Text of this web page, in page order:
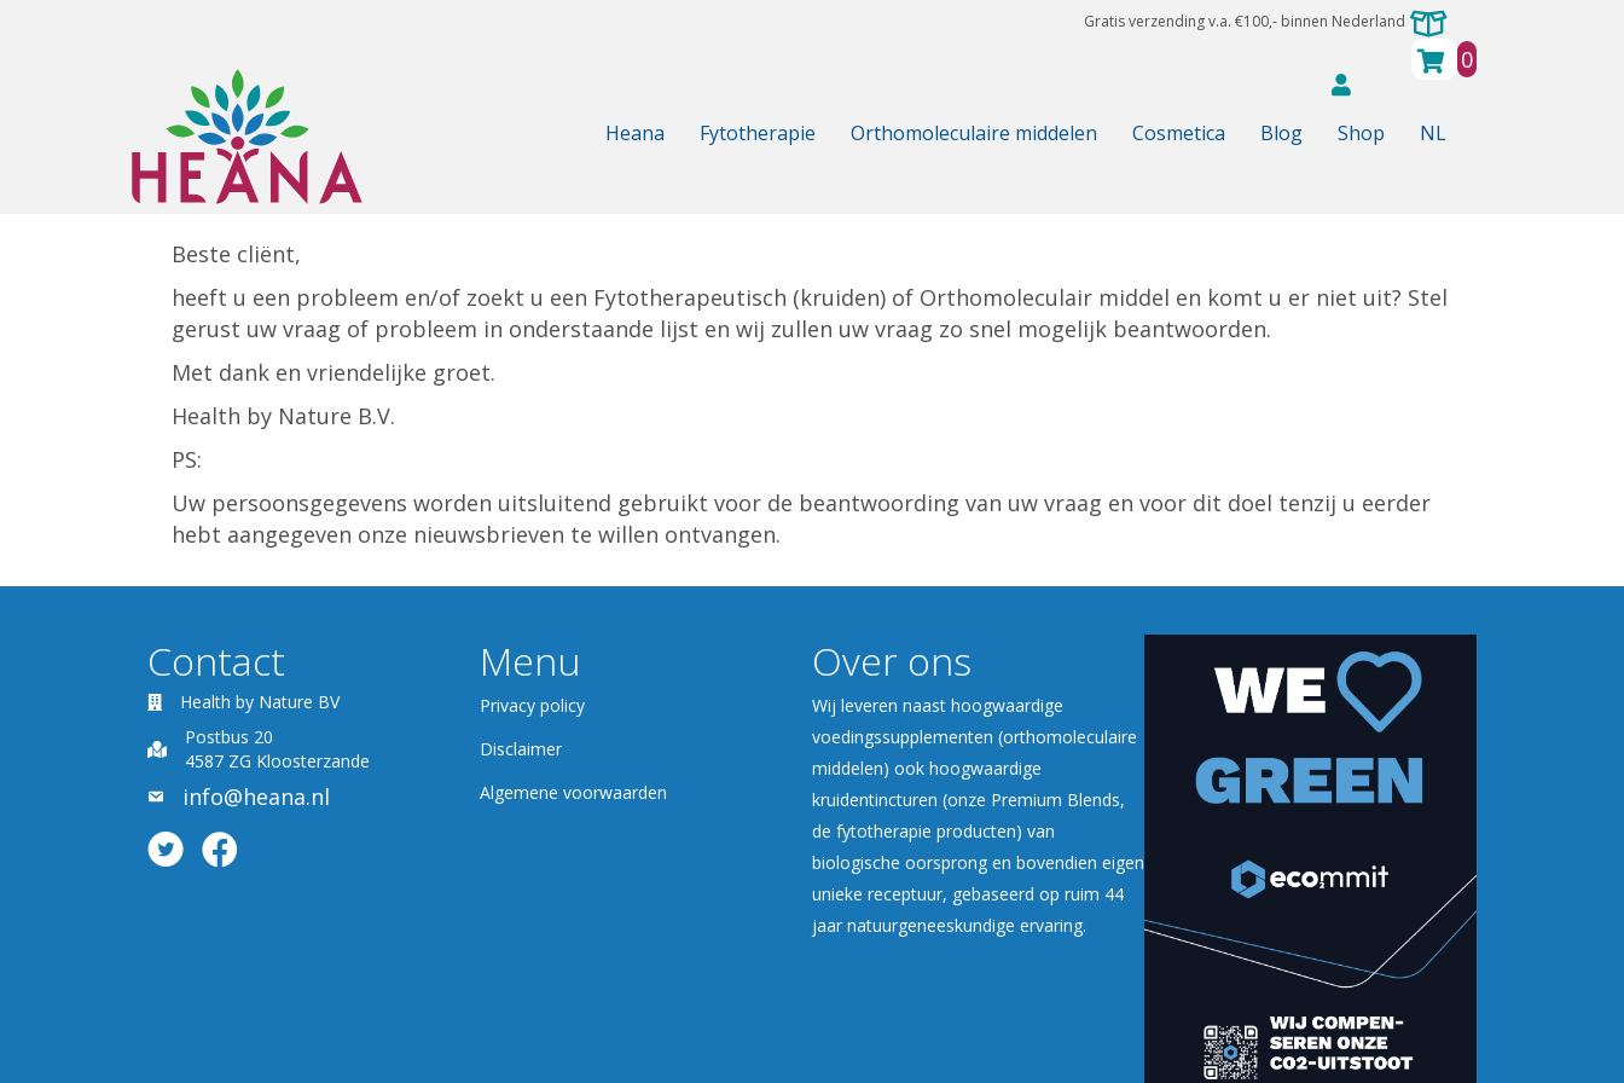
Gratis verzending v.a. €100,- binnen Nederland
0
Heana Fytotherapie Orthomoleculaire middelen Cosmetica Blog Shop NL
Beste cliënt,
heeft u een probleem en/of zoekt u een Fytotherapeutisch (kruiden) of Orthomoleculair middel en komt u er niet uit? Stel
gerust uw vraag of probleem in onderstaande lijst en wij zullen uw vraag zo snel mogelijk beantwoorden.
Met dank en vriendelijke groet.
Health by Nature B.V.
PS:
Uw persoonsgegevens worden uitsluitend gebruikt voor de beantwoording van uw vraag en voor dit doel tenzij u eerder
hebt aangegeven onze nieuwsbrieven te willen ontvangen.
Contact
Health by Nature BV
Postbus 20
4587 ZG Kloosterzande
info@heana.nl
Menu
Privacy policy
Disclaimer
Algemene voorwaarden
Over ons
Wij leveren naast hoogwaardige
voedingssupplementen (orthomoleculaire
middelen) ook hoogwaardige
kruidentincturen (onze Premium Blends,
de fytotherapie producten) van
biologische oorsprong en bovendien eigen
unieke receptuur, gebaseerd op ruim 44
jaar natuurgeneeskundige ervaring.